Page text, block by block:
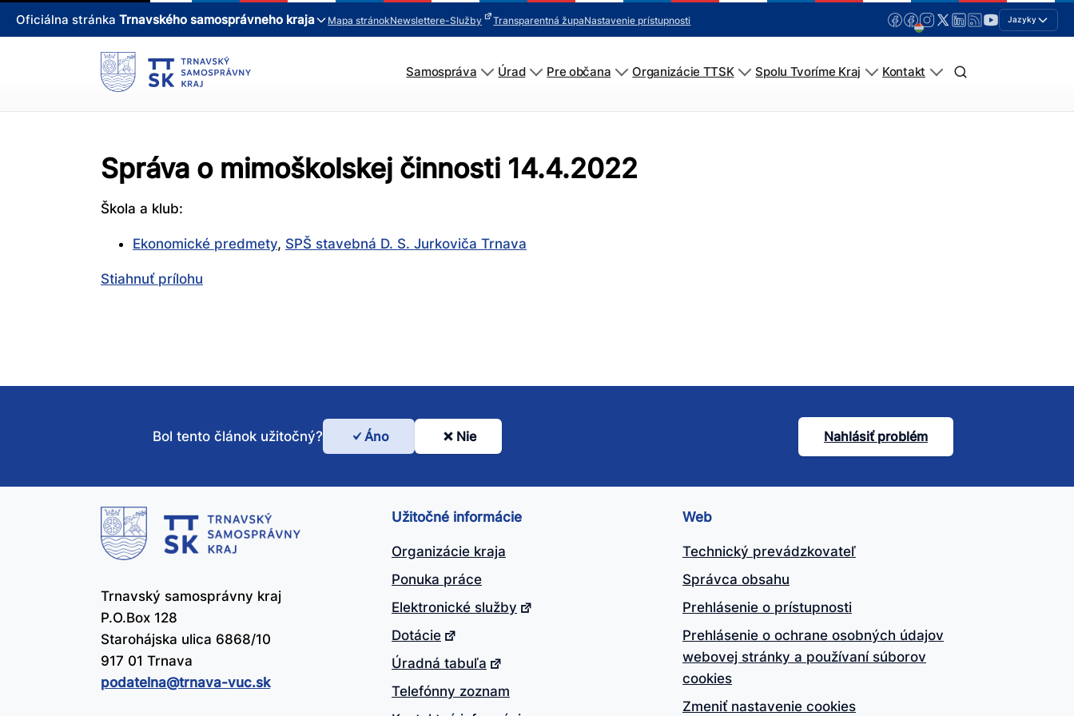
Oficiálna stránka Trnavského samosprávneho kraja Mapa stránokNewslettere-Služby Transparentná župaNastavenie prístupnosti Jazyky
Samospráva Úrad Pre občana Organizácie TTSK Spolu Tvoríme Kraj Kontakt
Správa o mimoškolskej činnosti 14.4.2022
Škola a klub:
Ekonomické predmety, SPŠ stavebná D. S. Jurkoviča Trnava
Stiahnuť prílohu
Bol
tento
článok
užitočný?
Bol tento článok užitočný? Áno Nie Nahlásiť problém
Trnavský samosprávny kraj
P.O.Box 128
Starohájska ulica 6868/10
917 01 Trnava
podatelna@​trnava-vuc.sk
Užitočné informácie
Organizácie kraja
Ponuka práce
Elektronické služby
Dotácie
Úradná tabuľa
Telefónny zoznam
Web
Technický prevádzkovateľ
Správca obsahu
Prehlásenie o prístupnosti
Prehlásenie o ochrane osobných údajov
webovej stránky a používaní súborov
cookies
Zmeniť nastavenie cookies